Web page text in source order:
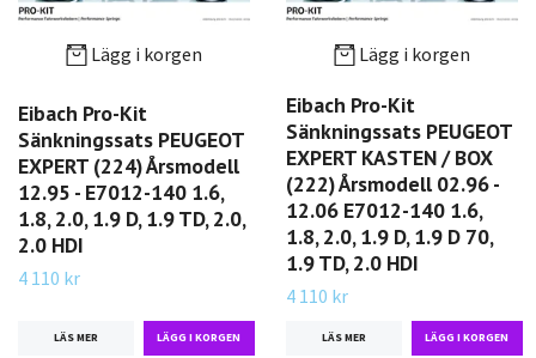
Lägg i korgen
Eibach Pro-Kit
Sänkningssats PEUGEOT
EXPERT (224) Årsmodell
12.95 - E7012-140 1.6,
1.8, 2.0, 1.9 D, 1.9 TD, 2.0,
2.0 HDI
4 110 kr
LÄS MER
Lägg i korgen
Eibach Pro-Kit
Sänkningssats PEUGEOT
EXPERT KASTEN / BOX
(222) Årsmodell 02.96 -
12.06 E7012-140 1.6,
1.8, 2.0, 1.9 D, 1.9 D 70,
1.9 TD, 2.0 HDI
4 110 kr
LÄS MER